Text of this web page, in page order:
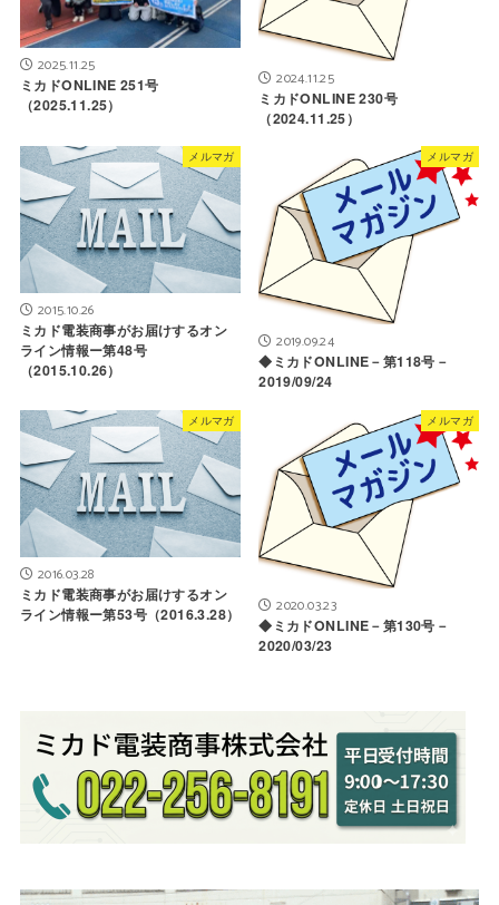
2025.11.25
ミカドONLINE 251号
（2025.11.25）
2024.11.25
ミカドONLINE 230号
（2024.11.25）
メルマガ
2015.10.26
ミカド電装商事がお届けするオン
ライン情報ー第48号
（2015.10.26）
メルマガ
2019.09.24
◆ミカドONLINE－第118号－
2019/09/24
メルマガ
2016.03.28
ミカド電装商事がお届けするオン
ライン情報ー第53号（2016.3.28）
メルマガ
2020.03.23
◆ミカドONLINE－第130号－
2020/03/23